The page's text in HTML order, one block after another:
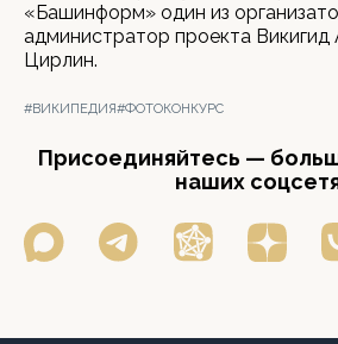
«Башинформ» один из
администратор проекта Викигид
Цирлин.
#ВИКИПЕДИЯ#ФОТОКОНКУРС
Присоединяйтесь —
наших